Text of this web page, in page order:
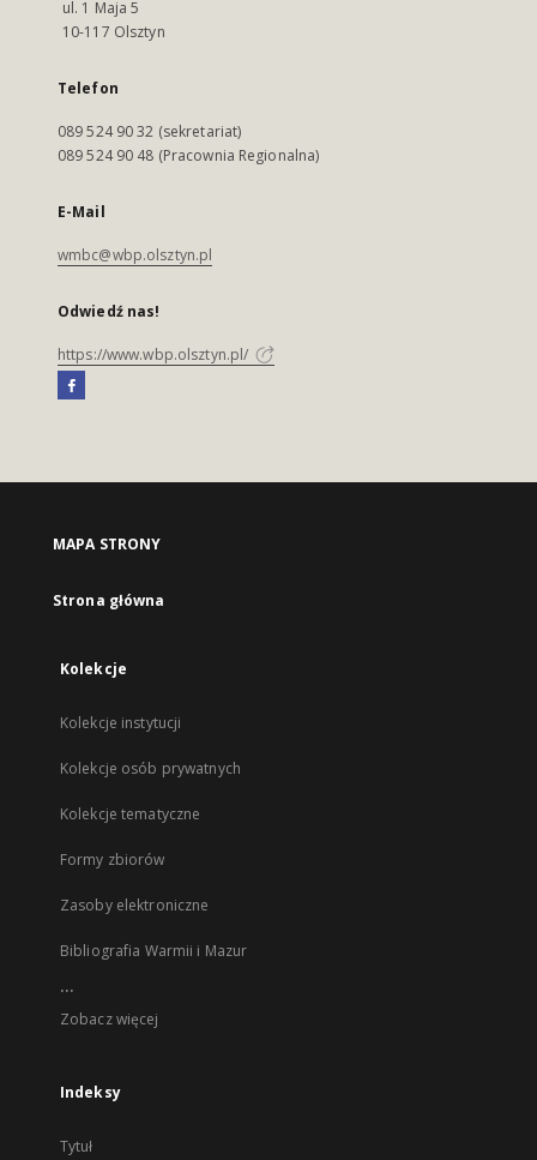
ul. 1 Maja 5
10-117 Olsztyn
Telefon
089 524 90 32 (sekretariat)
089 524 90 48 (Pracownia Regionalna)
E-Mail
wmbc@wbp.olsztyn.pl
Odwiedź nas!
https://www.wbp.olsztyn.pl/
MAPA STRONY
Strona główna
Kolekcje
Kolekcje instytucji
Kolekcje osób prywatnych
Kolekcje tematyczne
Formy zbiorów
Zasoby elektroniczne
Bibliografia Warmii i Mazur
...
Zobacz więcej
Indeksy
Tytuł